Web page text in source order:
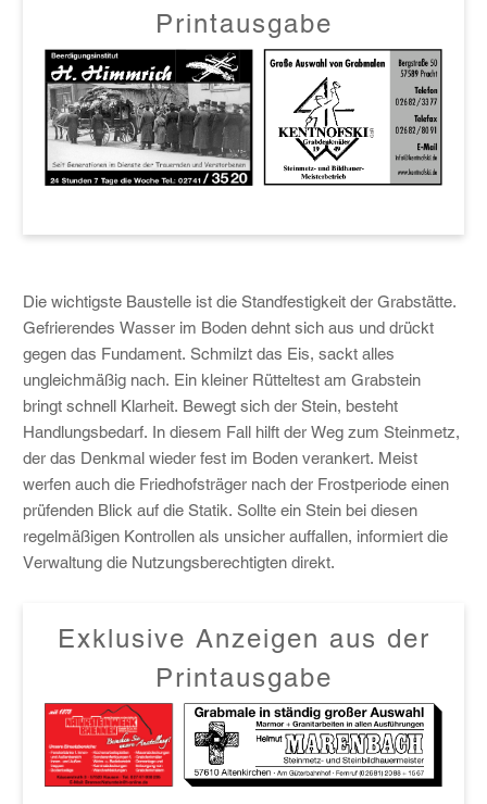
Printausgabe
Die wichtigste Baustelle ist die Standfestigkeit der Grabstätte.
Gefrierendes Wasser im Boden dehnt sich aus und drückt
gegen das Fundament. Schmilzt das Eis, sackt alles
ungleichmäßig nach. Ein kleiner Rütteltest am Grabstein
bringt schnell Klarheit. Bewegt sich der Stein, besteht
Handlungsbedarf. In diesem Fall hilft der Weg zum Steinmetz,
der das Denkmal wieder fest im Boden verankert. Meist
werfen auch die Friedhofsträger nach der Frostperiode einen
prüfenden Blick auf die Statik. Sollte ein Stein bei diesen
regelmäßigen Kontrollen als unsicher auffallen, informiert die
Verwaltung die Nutzungsberechtigten direkt.
Exklusive Anzeigen aus der
Printausgabe